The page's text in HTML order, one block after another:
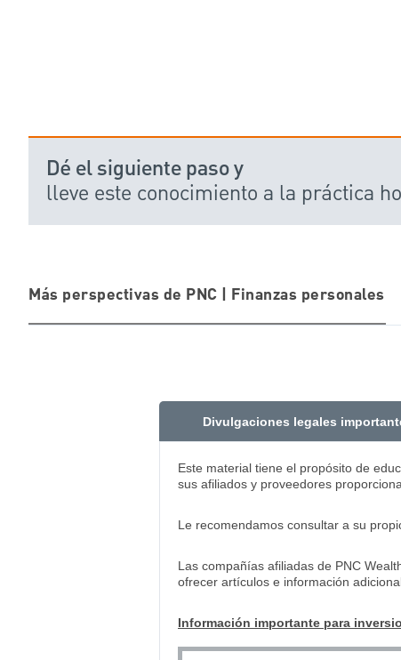
Dé el siguiente paso y
lleve este conocimiento a la práctica
Más perspectivas de PNC | Finanzas personales
Divulgaciones legales
Este material tiene el propósito de
sus afiliados y proveedores
Le recomendamos consultar a su
Las compañías afiliadas de PNC
ofrecer artículos e información
Información importante para